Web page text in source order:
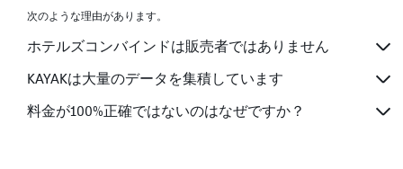
次のような理由があります。
ホテルズコンバインドは販売者ではありません
KAYAKは大量のデータを集積しています
料金が100%正確ではないのはなぜですか？